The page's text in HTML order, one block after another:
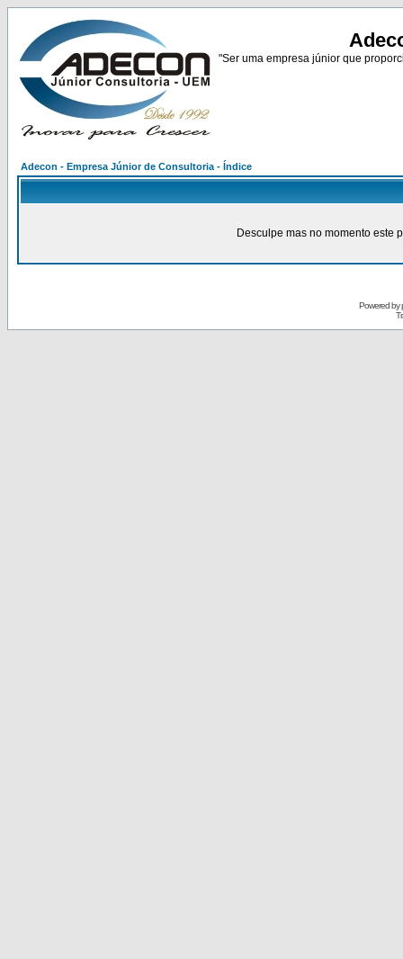
"Ser uma empresa júnior que
Adecon - Empresa Júnior de Consultoria - Índice
Desculpe mas no momento este
Powered by